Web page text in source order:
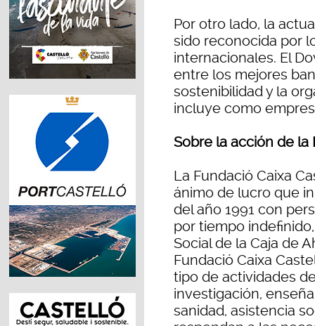
Por otro lado, la
sido reconocida por
internacionales. El
entre los mejores
sostenibilidad y la
incluye como
Sobre la acción de la
La Fundació Caixa
ánimo de lucro que
del año 1991 con
por tiempo
Social de la Caja de
Fundació Caixa
tipo de actividades
investigación,
sanidad, asistencia